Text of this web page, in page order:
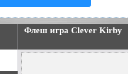
Флеш игра Clever Kirby